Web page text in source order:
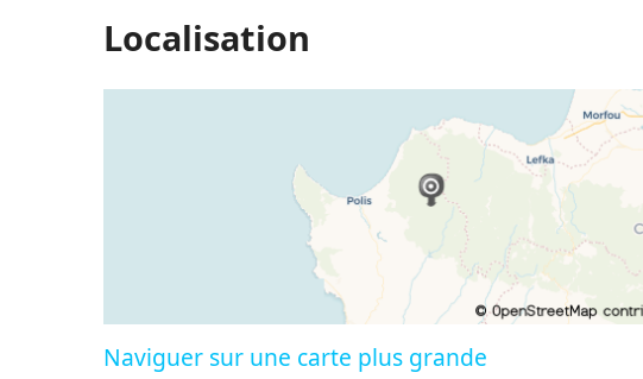
Localisation
Naviguer sur une carte plus grande